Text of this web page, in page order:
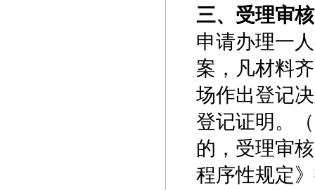
三、受理审
申请办理一
案，凡材料
场作出登记
登记证明。
的，受理审
程序性规定